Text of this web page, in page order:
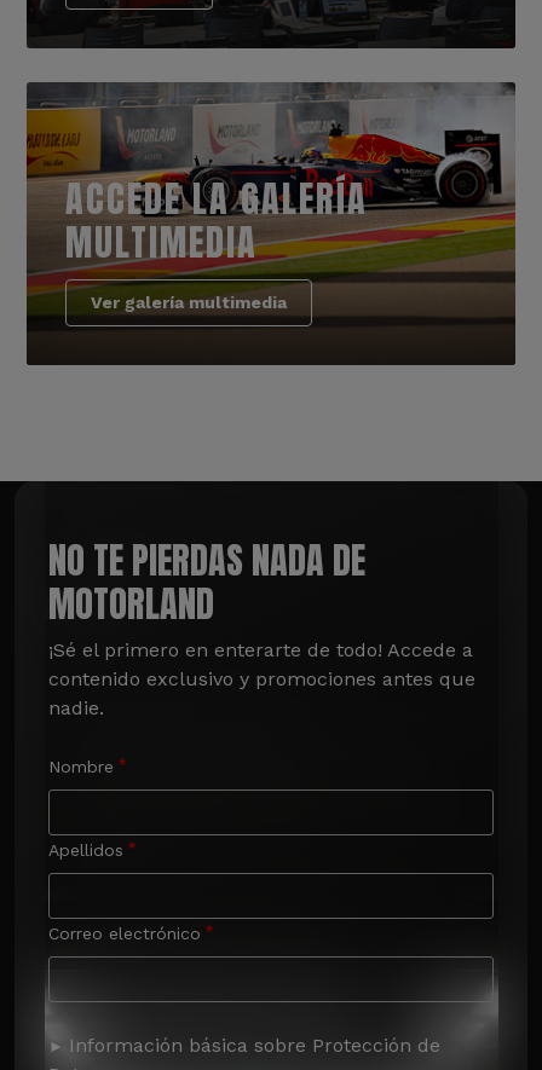
ACCEDE LA GALERÍA
MULTIMEDIA
Ver galería multimedia
NO TE PIERDAS NADA DE
MOTORLAND
¡Sé el primero en enterarte de todo! Accede a
contenido exclusivo y promociones antes que
nadie.
Nombre
Apellidos
Correo electrónico
Información básica sobre Protección de